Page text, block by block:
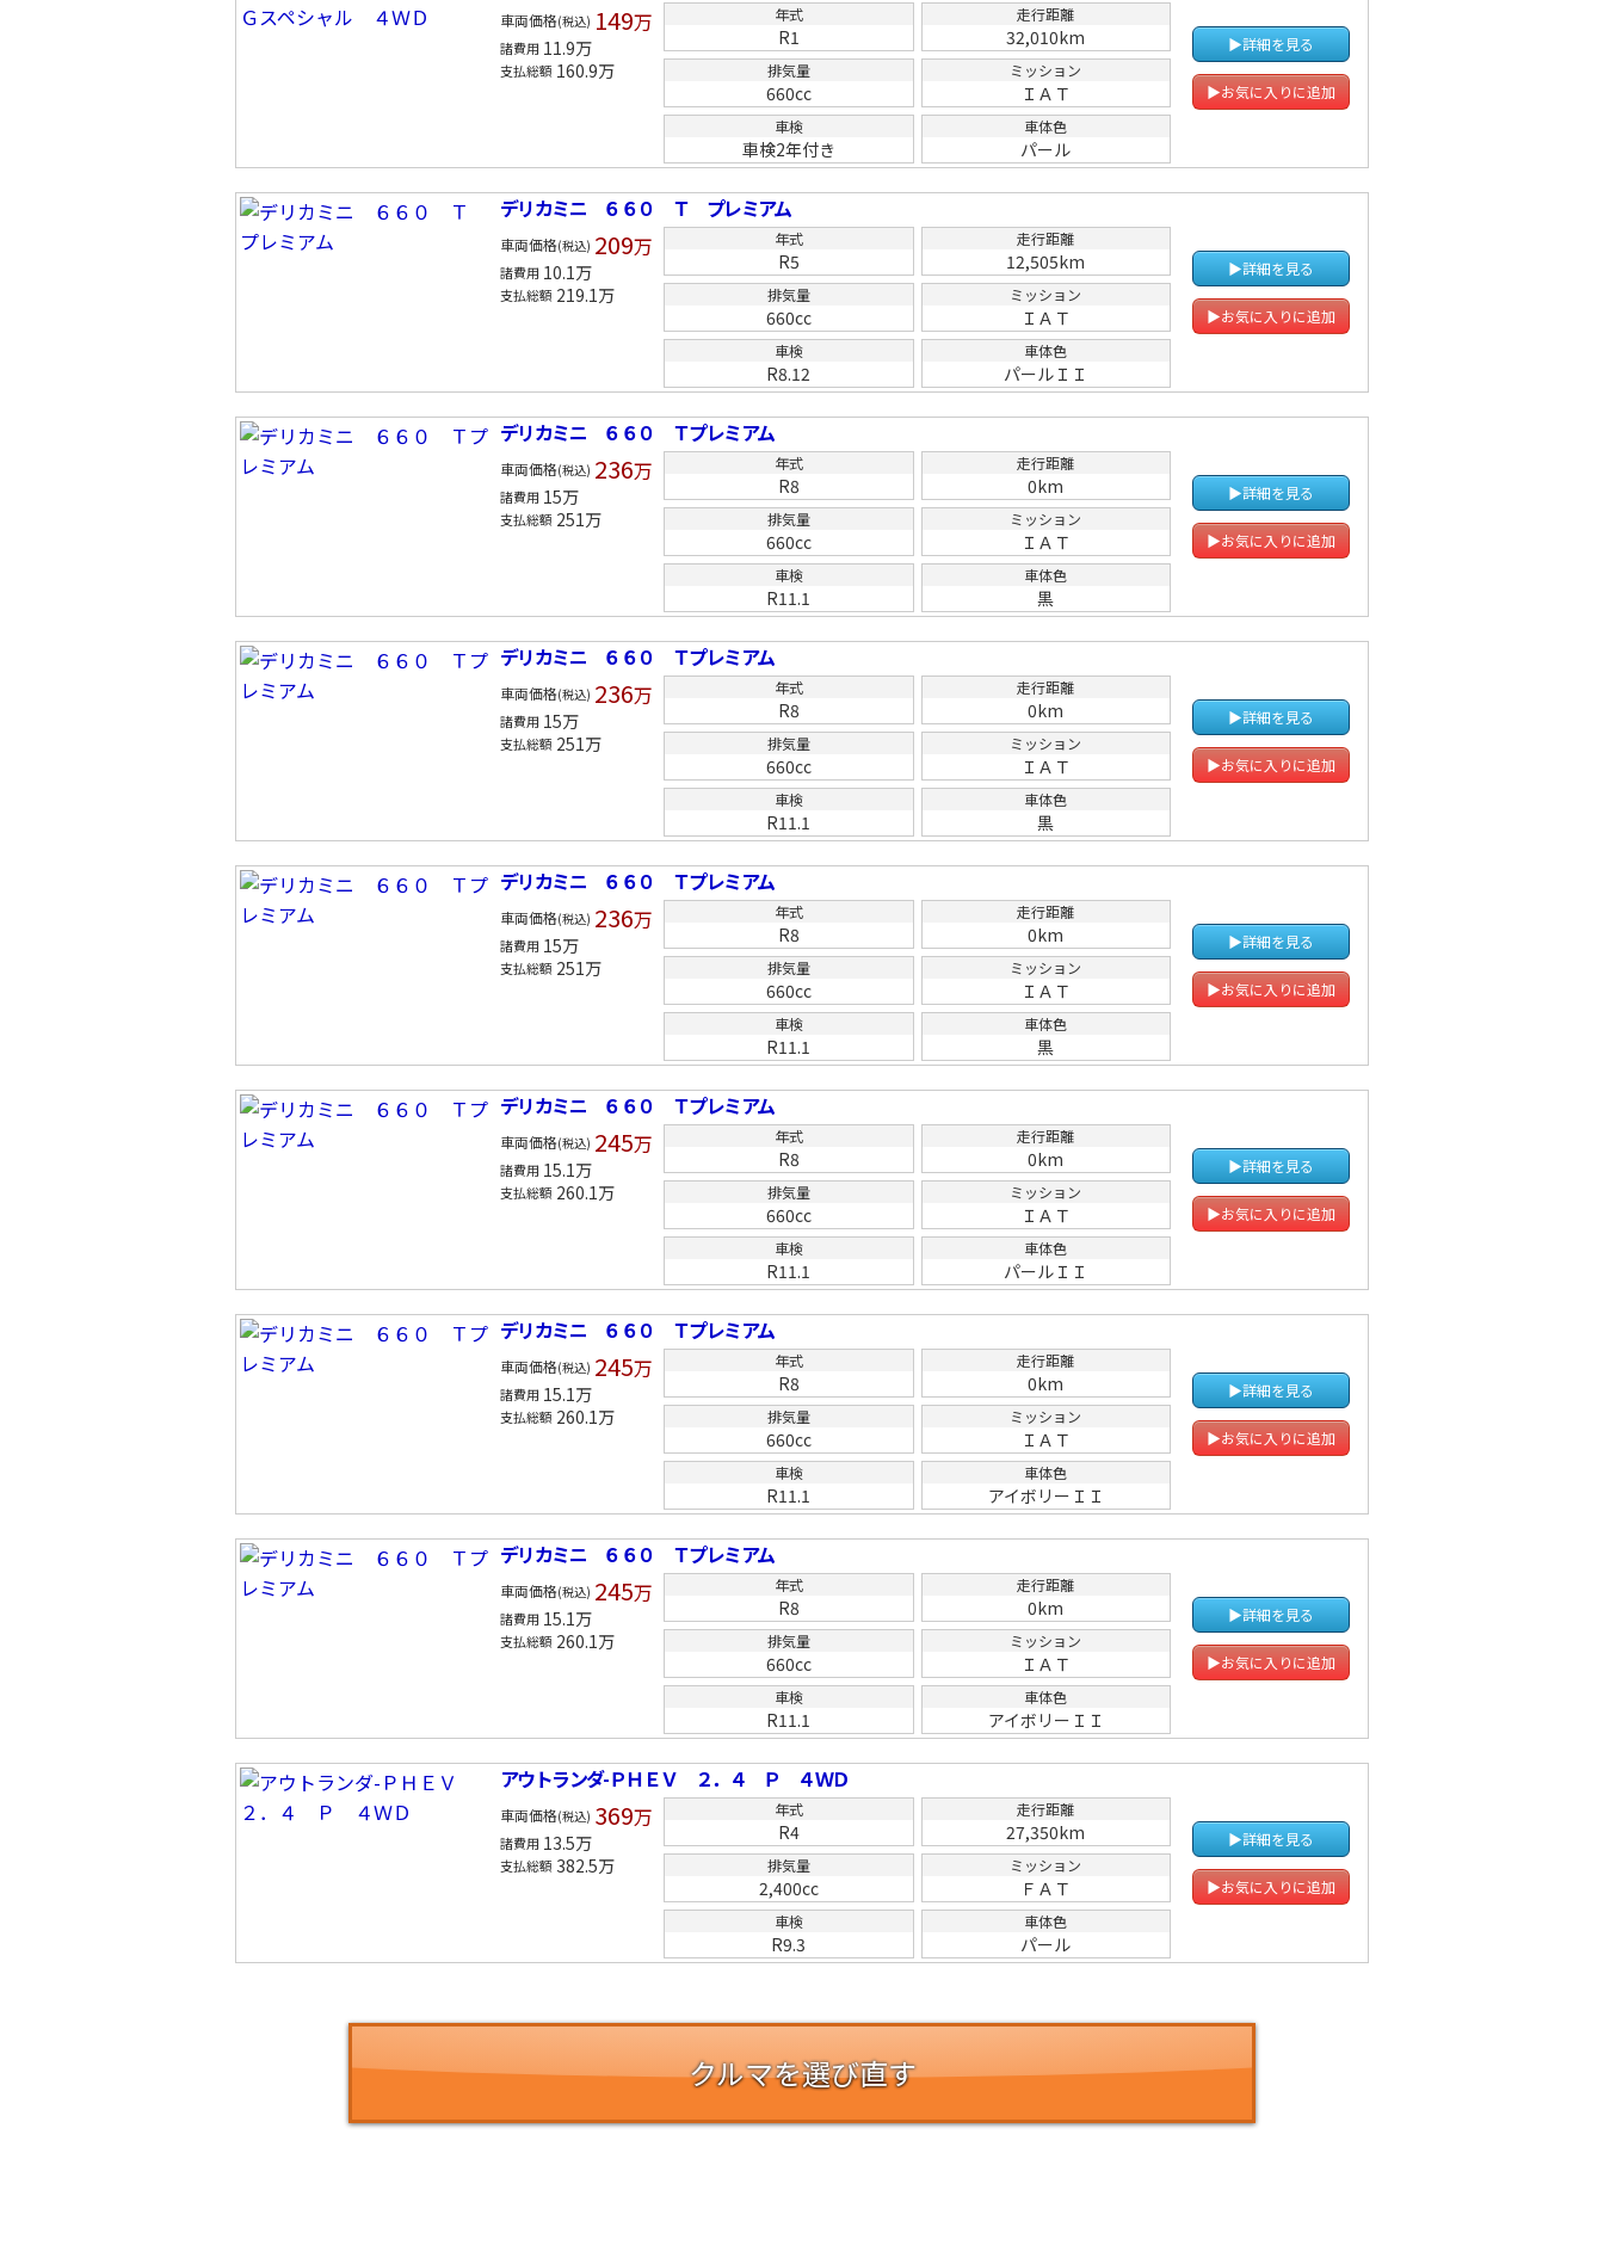
車両価格(税込) 149万
諸費用 11.9万
支払総額 160.9万
年式
R1
走行距離
32,010km
排気量
660cc
ミッション
ＩＡＴ
車検
車検2年付き
車体色
パール
▶詳細を見る
▶お気に入りに追加
デリカミニ ６６０ Ｔ プレミアム
車両価格(税込) 209万
諸費用 10.1万
支払総額 219.1万
年式
R5
走行距離
12,505km
排気量
660cc
ミッション
ＩＡＴ
車検
R8.12
車体色
パールＩＩ
▶詳細を見る
▶お気に入りに追加
デリカミニ ６６０ Ｔプレミアム
車両価格(税込) 236万
諸費用 15万
支払総額 251万
年式
R8
走行距離
0km
排気量
660cc
ミッション
ＩＡＴ
車検
R11.1
車体色
黒
▶詳細を見る
▶お気に入りに追加
デリカミニ ６６０ Ｔプレミアム
車両価格(税込) 236万
諸費用 15万
支払総額 251万
年式
R8
走行距離
0km
排気量
660cc
ミッション
ＩＡＴ
車検
R11.1
車体色
黒
▶詳細を見る
▶お気に入りに追加
デリカミニ ６６０ Ｔプレミアム
車両価格(税込) 236万
諸費用 15万
支払総額 251万
年式
R8
走行距離
0km
排気量
660cc
ミッション
ＩＡＴ
車検
R11.1
車体色
黒
▶詳細を見る
▶お気に入りに追加
デリカミニ ６６０ Ｔプレミアム
車両価格(税込) 245万
諸費用 15.1万
支払総額 260.1万
年式
R8
走行距離
0km
排気量
660cc
ミッション
ＩＡＴ
車検
R11.1
車体色
パールＩＩ
▶詳細を見る
▶お気に入りに追加
デリカミニ ６６０ Ｔプレミアム
車両価格(税込) 245万
諸費用 15.1万
支払総額 260.1万
年式
R8
走行距離
0km
排気量
660cc
ミッション
ＩＡＴ
車検
R11.1
車体色
アイボリーＩＩ
▶詳細を見る
▶お気に入りに追加
デリカミニ ６６０ Ｔプレミアム
車両価格(税込) 245万
諸費用 15.1万
支払総額 260.1万
年式
R8
走行距離
0km
排気量
660cc
ミッション
ＩＡＴ
車検
R11.1
車体色
アイボリーＩＩ
▶詳細を見る
▶お気に入りに追加
アウトランダ-ＰＨＥＶ ２．４ Ｐ ４ＷＤ
車両価格(税込) 369万
諸費用 13.5万
支払総額 382.5万
年式
R4
走行距離
27,350km
排気量
2,400cc
ミッション
ＦＡＴ
車検
R9.3
車体色
パール
▶詳細を見る
▶お気に入りに追加
クルマを選び直す